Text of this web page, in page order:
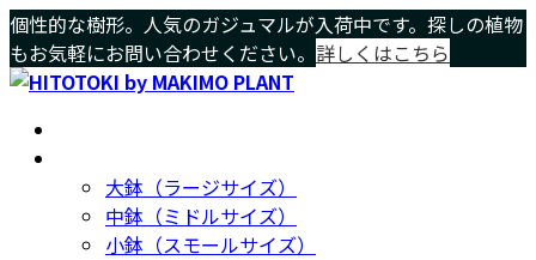
コ
ン
テ
ナ
ビ
ゲ
個性的な樹形。人気のガジュマルが入荷中です。探しの植物
もお気軽にお問い合わせください。 詳しくはこちら
大鉢（ラージサイズ）
中鉢（ミドルサイズ）
小鉢（スモールサイズ）